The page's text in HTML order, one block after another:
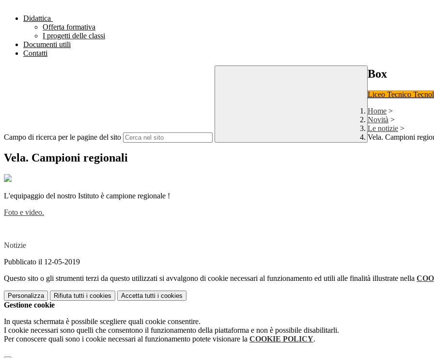
Didattica
Offerta formativa
I progetti delle classi
Documenti utili
Contatti
Campo di ricerca per le pagine del sito
Box
Liceo Tecnico
Home >
Novità >
Le notizie >
Vela. Campioni
Vela. Campioni regionali
L'equipaggio del nostro Istituto è campione regionale !
Foto e video.
Notizie
Pubblicato il 12-05-2019
Questo sito o gli strumenti terzi da questo utilizzati si avvalgono di cookie necessari al funzionamento ed utili alle finalità illustrate nella
Personalizza Rifiuta tutti i cookies Accetta tutti i cookies
Gestione cookie
In questa schermata è possibile scegliere quali cookie consentire.
I cookie necessari sono quelli che consentono il funzionamento della piattaforma e non è possibile disabilitarli.
Per conoscere quali sono i cookie necessari al funzionamento potete visionare la COOKIE POLICY.